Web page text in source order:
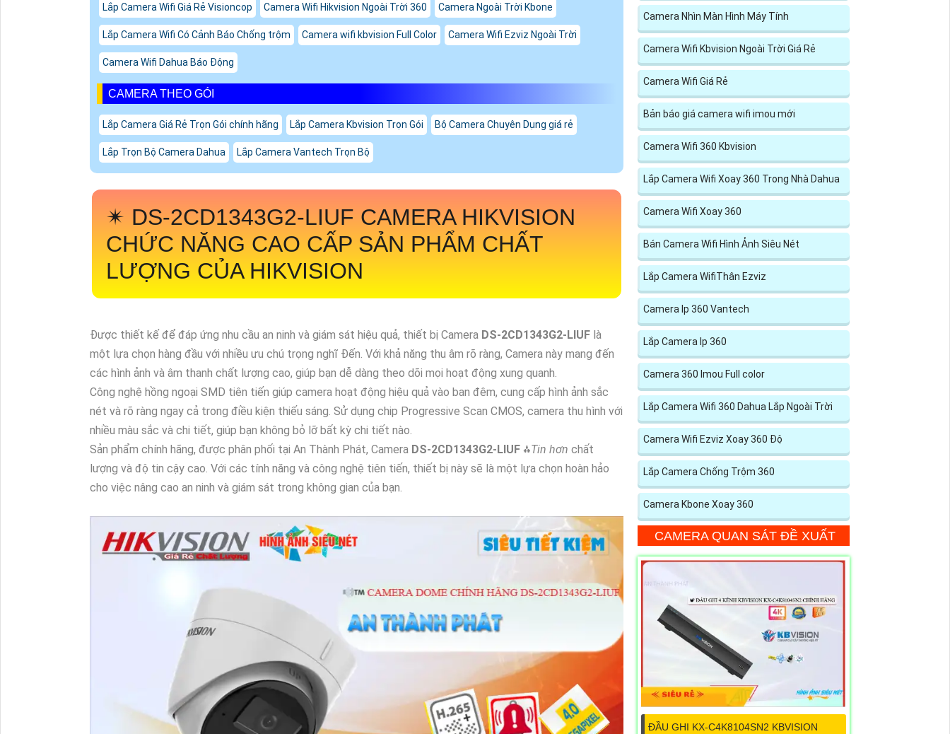
Lắp Camera Wifi Giá Rẻ Visioncop Camera Wifi Hikvision Ngoài Trời 360 Camera Ngoài Trời Kbone
Lắp Camera Wifi Có Cảnh Báo Chống trộm Camera wifi kbvision Full Color Camera Wifi Ezviz Ngoài Trời
Camera Wifi Dahua Báo Động
CAMERA THEO GÓI
Lắp Camera Giá Rẻ Trọn Gói chính hãng Lắp Camera Kbvision Trọn Gói Bộ Camera Chuyên Dụng giá rẻ
Lắp Trọn Bộ Camera Dahua Lắp Camera Vantech Trọn Bộ
✴ DS-2CD1343G2-LIUF CAMERA HIKVISION
CHỨC NĂNG CAO CẤP SẢN PHẨM CHẤT
LƯỢNG CỦA HIKVISION
Được thiết kế để đáp ứng nhu cầu an ninh và giám sát hiệu quả, thiết bị Camera DS-2CD1343G2-LIUF là
một lựa chọn hàng đầu với nhiều ưu chú trọng nghĩ Đến. Với khả năng thu âm rõ ràng, Camera này mang đến
các hình ảnh và âm thanh chất lượng cao, giúp bạn dễ dàng theo dõi mọi hoạt động xung quanh.
Công nghệ hồng ngoại SMD tiên tiến giúp camera hoạt động hiệu quả vào ban đêm, cung cấp hình ảnh sắc
nét và rõ ràng ngay cả trong điều kiện thiếu sáng. Sử dụng chip Progressive Scan CMOS, camera thu hình với
nhiều màu sắc và chi tiết, giúp bạn không bỏ lỡ bất kỳ chi tiết nào.
Sản phẩm chính hãng, được phân phối tại An Thành Phát, Camera DS-2CD1343G2-LIUF ⁂Tin hơn chất
lượng và độ tin cậy cao. Với các tính năng và công nghệ tiên tiến, thiết bị này sẽ là một lựa chọn hoàn hảo
cho việc nâng cao an ninh và giám sát trong không gian của bạn.
Camera Nhìn Màn Hình Máy Tính
Camera Wifi Kbvision Ngoài Trời Giá Rẻ
Camera Wifi Giá Rẻ
Bản báo giá camera wifi imou mới
Camera Wifi 360 Kbvision
Lắp Camera Wifi Xoay 360 Trong Nhà Dahua
Camera Wifi Xoay 360
Bán Camera Wifi Hình Ảnh Siêu Nét
Lắp Camera WifiThân Ezviz
Camera Ip 360 Vantech
Lắp Camera Ip 360
Camera 360 Imou Full color
Lắp Camera Wifi 360 Dahua Lắp Ngoài Trời
Camera Wifi Ezviz Xoay 360 Độ
Lắp Camera Chống Trộm 360
Camera Kbone Xoay 360
CAMERA QUAN SÁT ĐỀ XUẤT
ĐẦU GHI KX-C4K8104SN2 KBVISION